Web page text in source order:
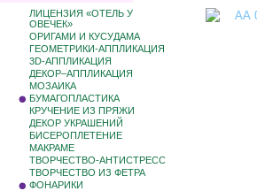
ЛИЦЕНЗИЯ «ОТЕЛЬ У
ОВЕЧЕК»
ОРИГАМИ И КУСУДАМА
ГЕОМЕТРИКИ-АППЛИКАЦИЯ
3D-АППЛИКАЦИЯ
ДЕКОР–АППЛИКАЦИЯ
МОЗАИКА
БУМАГОПЛАСТИКА
КРУЧЕНИЕ ИЗ ПРЯЖИ
ДЕКОР УКРАШЕНИЙ
БИCЕРОПЛЕТЕНИЕ
МАКРАМЕ
ТВОРЧЕСТВО-АНТИСТРЕСС
ТВОРЧЕСТВО ИЗ ФЕТРА
ФОНАРИКИ